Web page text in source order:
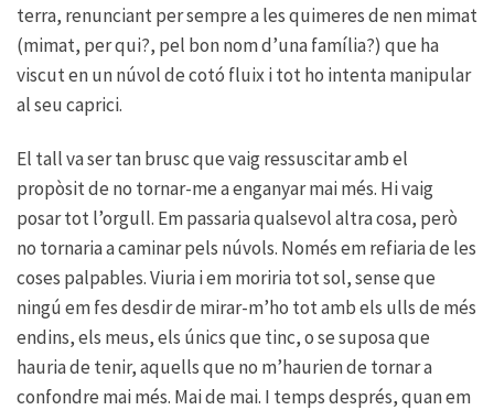
terra, renunciant per sempre a les quimeres de nen mimat
(mimat, per qui?, pel bon nom d’una família?) que ha
viscut en un núvol de cotó fluix i tot ho intenta manipular
al seu caprici.
El tall va ser tan brusc que vaig ressuscitar amb el
propòsit de no tornar-me a enganyar mai més. Hi vaig
posar tot l’orgull. Em passaria qualsevol altra cosa, però
no tornaria a caminar pels núvols. Només em refiaria de les
coses palpables. Viuria i em moriria tot sol, sense que
ningú em fes desdir de mirar-m’ho tot amb els ulls de més
endins, els meus, els únics que tinc, o se suposa que
hauria de tenir, aquells que no m’haurien de tornar a
confondre mai més. Mai de mai. I temps després, quan em